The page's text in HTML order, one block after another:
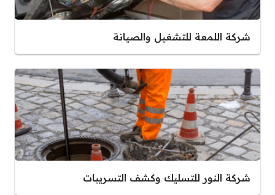
شركة اللمعة للتشغيل والصيانة
شركة النور للتسليك وكشف التسريبات